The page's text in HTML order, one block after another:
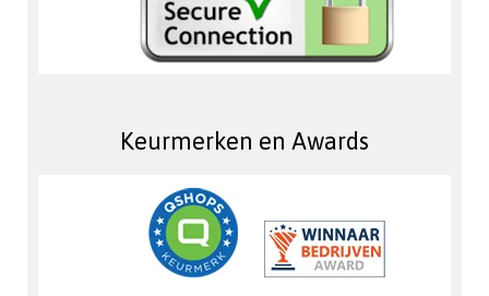
Keurmerken en Awards